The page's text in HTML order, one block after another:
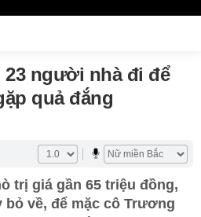
23 người nhà đi để
quả đắng
trị giá gần 65 triệu đồng,
về, để mặc cô Trương